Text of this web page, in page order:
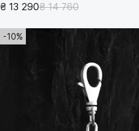
₴ 13 290₴ 14 760
-10%